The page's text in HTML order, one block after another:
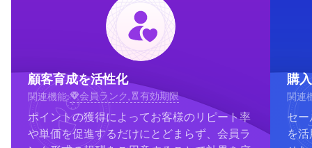
顧客育成を活性化
関連機能: 会員ランク, 有効期限
ポイントの獲得によってお客様のリピート率
や単価を促進するだけにとどまらず、会員ラ
購
関連
セ
を